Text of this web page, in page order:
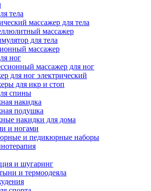
тела
массажер для тела
массажер
для тела
массажер
ног
массажер для ног
для ног электрический
для икр и стоп
спины
накидка
подушка
накидки для дома
и ногами
и педикюрные наборы
и шугаринг
и термоодеяла